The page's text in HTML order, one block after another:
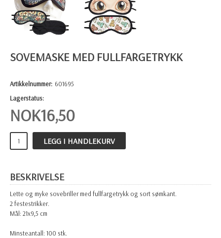
SOVEMASKE MED FULLFARGETRYKK
Artikkelnummer: 601695
Lagerstatus:
NOK16,50
LEGG I HANDLEKURV
BESKRIVELSE
Lette og myke sovebriller med fullfargetrykk og sort sømkant.
2 festestrikker.
Mål: 21x9,5 cm
Minsteantall: 100 stk.